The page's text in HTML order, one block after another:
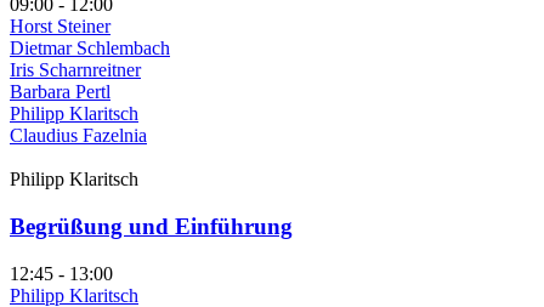
09:00 - 12:00
Horst Steiner
Dietmar Schlembach
Iris Scharnreitner
Barbara Pertl
Philipp Klaritsch
Claudius Fazelnia
Philipp Klaritsch
Begrüßung und Einführung
12:45 - 13:00
Philipp Klaritsch